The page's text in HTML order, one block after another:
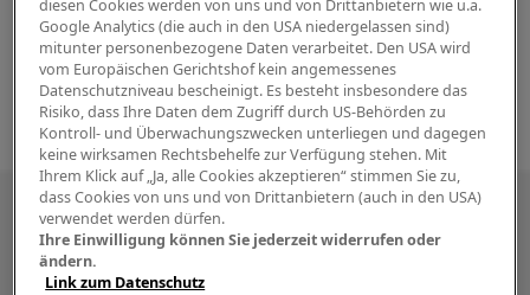
Besuchen Sie uns auch in den sozialen
Medien
diesen Cookies werden von uns und von Drittanbietern wie u.a.
Google Analytics (die auch in den USA niedergelassen sind)
mitunter personenbezogene Daten verarbeitet. Den USA wird
vom Europäischen Gerichtshof kein angemessenes
Datenschutzniveau bescheinigt. Es besteht insbesondere das
Risiko, dass Ihre Daten dem Zugriff durch US-Behörden zu
Kontroll- und Überwachungszwecken unterliegen und dagegen
keine wirksamen Rechtsbehelfe zur Verfügung stehen. Mit
Ihrem Klick auf „Ja, alle Cookies akzeptieren“ stimmen Sie zu,
dass Cookies von uns und von Drittanbietern (auch in den USA)
verwendet werden dürfen.
Ihre Einwilligung können Sie jederzeit widerrufen oder
ändern.
Link zum Datenschutz